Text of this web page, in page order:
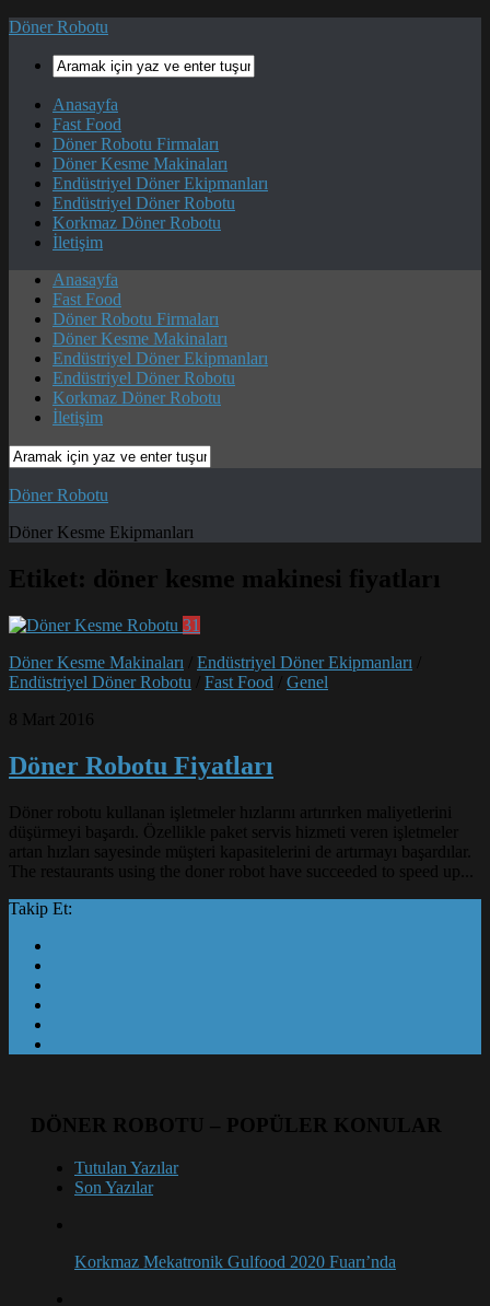
Döner Robotu
Anasayfa
Fast Food
Döner Robotu Firmaları
Döner Kesme Makinaları
Endüstriyel Döner Ekipmanları
Endüstriyel Döner Robotu
Korkmaz Döner Robotu
İletişim
Anasayfa
Fast Food
Döner Robotu Firmaları
Döner Kesme Makinaları
Endüstriyel Döner Ekipmanları
Endüstriyel Döner Robotu
Korkmaz Döner Robotu
İletişim
Döner Robotu
Döner Kesme Ekipmanları
Etiket: döner kesme makinesi fiyatları
31
Döner Kesme Makinaları
Endüstriyel Döner Ekipmanları
Endüstriyel Döner Robotu
Fast Food
Genel
8 Mart 2016
Döner Robotu Fiyatları
Döner robotu kullanan işletmeler hızlarını artırırken maliyetlerini
düşürmeyi başardı. Özellikle paket servis hizmeti veren işletmeler
artan hızları sayesinde müşteri kapasitelerini de artırmayı başardılar.
The restaurants using the doner robot have succeeded to speed up...
Takip Et:
DÖNER ROBOTU – POPÜLER KONULAR
Tutulan Yazılar
Son Yazılar
Korkmaz Mekatronik Gulfood 2020 Fuarı’nda